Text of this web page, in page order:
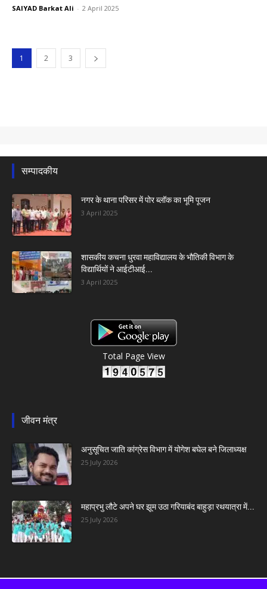
SAIYAD Barkat Ali - 2 April 2025
1 2 3
सम्पादकीय
नगर के थाना परिसर में पोर ब्लॉक का भूमि पूजन
3 April 2025
शासकीय कचना धुरवा महाविद्यालय के भौतिकी विभाग के
विद्यार्थियों ने आईटीआई...
3 April 2025
Total Page View
जीवन मंत्र
अनुसूचित जाति कांग्रेस विभाग में योगेश बघेल बने जिलाध्यक्ष
25 July 2026
महाप्रभु लौटे अपने घर झूम उठा गरियाबंद बाहुड़ा रथयात्रा में...
25 July 2026